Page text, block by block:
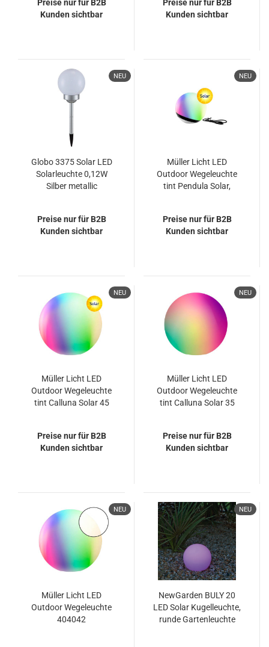
Stono
Preise nur für B2B
Kunden sichtbar
Stono
Preise nur für B2B
Kunden sichtbar
NEU
Globo 3375 Solar LED
Solarleuchte 0,12W
Silber metallic
Preise nur für B2B
Kunden sichtbar
NEU
Müller Licht LED
Outdoor Wegeleuchte
tint Pendula Solar,
Preise nur für B2B
Kunden sichtbar
NEU
Müller Licht LED
Outdoor Wegeleuchte
tint Calluna Solar 45
Preise nur für B2B
Kunden sichtbar
NEU
Müller Licht LED
Outdoor Wegeleuchte
tint Calluna Solar 35
Preise nur für B2B
Kunden sichtbar
NEU
Müller Licht LED
Outdoor Wegeleuchte
404042
NEU
NewGarden BULY 20
LED Solar Kugelleuchte,
runde Gartenleuchte